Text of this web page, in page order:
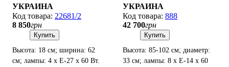
УКРАИНА
22681/2
8 850грн
Купить
Высота: 18 см; ширина: 62
см; лампы: 4 х Е-27 х 60 Вт.
УКРАИНА
888
42 700грн
Купить
Высота: 85-102 см; диаметр:
33 см; лампы: 8 х Е-14 х 60